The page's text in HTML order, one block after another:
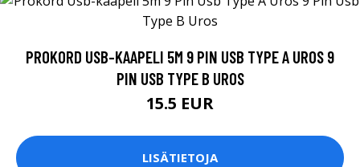
PROKORD USB-KAAPELI 5M 9 PIN USB TYPE A UROS 9
PIN USB TYPE B UROS
15.5 EUR
LISÄTIETOJA